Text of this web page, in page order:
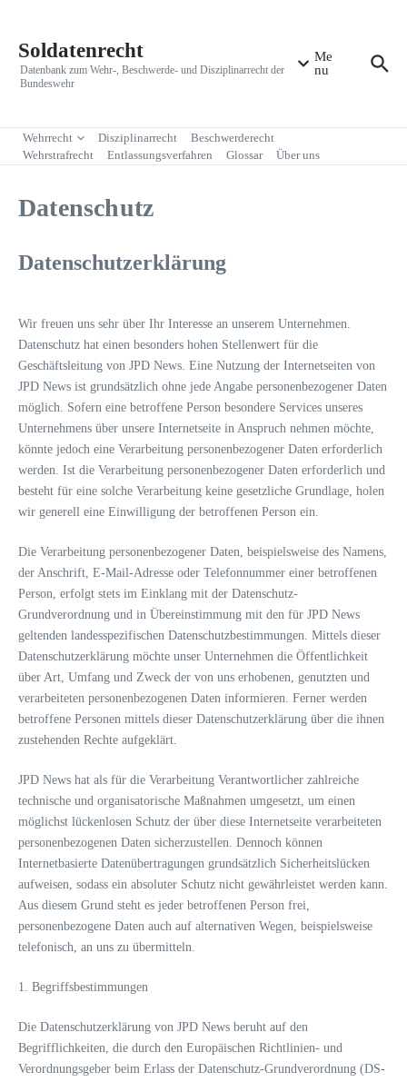
Soldatenrecht
Datenbank zum Wehr-, Beschwerde- und Disziplinarrecht der
Bundeswehr
Me
nu
Wehrrecht Disziplinarrecht
Beschwerderecht
Wehrstrafrecht
Entlassungsverfahren Glossar Über uns
Datenschutz
Datenschutzerklärung
Wir freuen uns sehr über Ihr Interesse an unserem Unternehmen.
Datenschutz hat einen besonders hohen Stellenwert für die
Geschäftsleitung von JPD News. Eine Nutzung der Internetseiten von
JPD News ist grundsätzlich ohne jede Angabe personenbezogener Daten
möglich. Sofern eine betroffene Person besondere Services unseres
Unternehmens über unsere Internetseite in Anspruch nehmen möchte,
könnte jedoch eine Verarbeitung personenbezogener Daten erforderlich
werden. Ist die Verarbeitung personenbezogener Daten erforderlich und
besteht für eine solche Verarbeitung keine gesetzliche Grundlage, holen
wir generell eine Einwilligung der betroffenen Person ein.
Die Verarbeitung personenbezogener Daten, beispielsweise des Namens,
der Anschrift, E-Mail-Adresse oder Telefonnummer einer betroffenen
Person, erfolgt stets im Einklang mit der Datenschutz-
Grundverordnung und in Übereinstimmung mit den für JPD News
geltenden landesspezifischen Datenschutzbestimmungen. Mittels dieser
Datenschutzerklärung möchte unser Unternehmen die Öffentlichkeit
über Art, Umfang und Zweck der von uns erhobenen, genutzten und
verarbeiteten personenbezogenen Daten informieren. Ferner werden
betroffene Personen mittels dieser Datenschutzerklärung über die ihnen
zustehenden Rechte aufgeklärt.
JPD News hat als für die Verarbeitung Verantwortlicher zahlreiche
technische und organisatorische Maßnahmen umgesetzt, um einen
möglichst lückenlosen Schutz der über diese Internetseite verarbeiteten
personenbezogenen Daten sicherzustellen. Dennoch können
Internetbasierte Datenübertragungen grundsätzlich Sicherheitslücken
aufweisen, sodass ein absoluter Schutz nicht gewährleistet werden kann.
Aus diesem Grund steht es jeder betroffenen Person frei,
personenbezogene Daten auch auf alternativen Wegen, beispielsweise
telefonisch, an uns zu übermitteln.
1. Begriffsbestimmungen
Die Datenschutzerklärung von JPD News beruht auf den
Begrifflichkeiten, die durch den Europäischen Richtlinien- und
Verordnungsgeber beim Erlass der Datenschutz-Grundverordnung (DS-